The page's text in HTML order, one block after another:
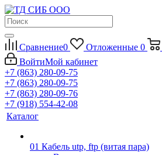
Сравнение0 Отложенные 0
ВойтиМой кабинет
+7 (863) 280-09-75
+7 (863) 280-09-75
+7 (863) 280-09-76
+7 (918) 554-42-08
Каталог
01 Кабель utp, ftp (витая пара)